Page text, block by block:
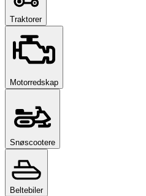
Traktorer
Motorredskap
Snøscootere
Beltebiler